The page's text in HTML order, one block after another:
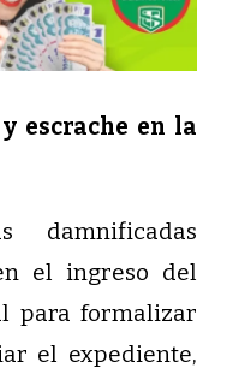
escrache en la
damnificadas
el ingreso del
para formalizar
el expediente,